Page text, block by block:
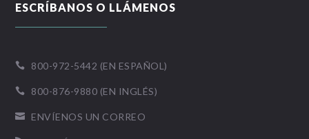
ESCRÍBANOS O LLÁMENOS
 800-972-5442 (EN ESPAÑOL)
 800-876-9880 (EN INGLÉS)
 ENVÍENOS UN CORREO